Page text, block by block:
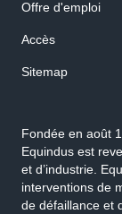
Offre d'emploi
Accès
Sitemap
Fondée en août
Equindus est
et d’industrie.
interventions de
de défaillance et